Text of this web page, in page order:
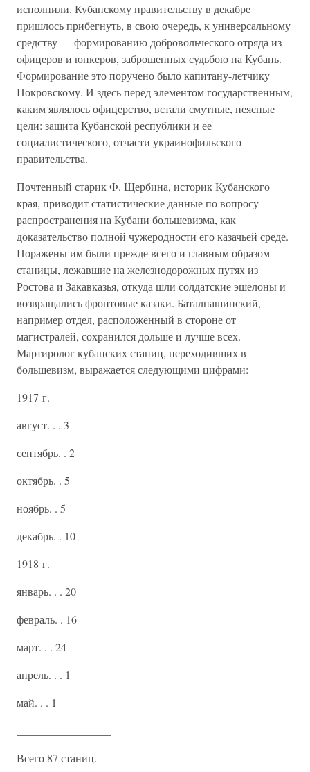
исполнили. Кубанскому правительству в декабре
пришлось прибегнуть, в свою очередь, к универсальному
средству — формированию добровольческого отряда из
офицеров и юнкеров, заброшенных судьбою на Кубань.
Формирование это поручено было капитану-летчику
Покровскому. И здесь перед элементом государственным,
каким являлось офицерство, встали смутные, неясные
цели: защита Кубанской республики и ее
социалистического, отчасти украинофильского
правительства.
Почтенный старик Ф. Щербина, историк Кубанского
края, приводит статистические данные по вопросу
распространения на Кубани большевизма, как
доказательство полной чужеродности его казачьей среде.
Поражены им были прежде всего и главным образом
станицы, лежавшие на железнодорожных путях из
Ростова и Закавказья, откуда шли солдатские эшелоны и
возвращались фронтовые казаки. Баталпашинский,
например отдел, расположенный в стороне от
магистралей, сохранился дольше и лучше всех.
Мартиролог кубанских станиц, переходивших в
большевизм, выражается следующими цифрами:
1917 г.
август. . . 3
сентябрь. . 2
октябрь. . 5
ноябрь. . 5
декабрь. . 10
1918 г.
январь. . . 20
февраль. . 16
март. . . 24
апрель. . . 1
май. . . 1
Всего 87 станиц.